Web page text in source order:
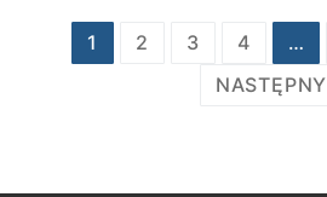
Stronicowanie
1 2 3 4 …
NASTĘPNY